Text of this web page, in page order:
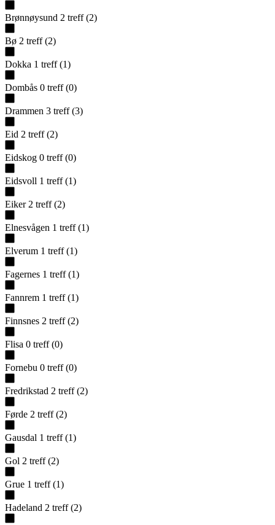
Brønnøysund 2 treff (2)
Bø 2 treff (2)
Dokka 1 treff (1)
Dombås 0 treff (0)
Drammen 3 treff (3)
Eid 2 treff (2)
Eidskog 0 treff (0)
Eidsvoll 1 treff (1)
Eiker 2 treff (2)
Elnesvågen 1 treff (1)
Elverum 1 treff (1)
Fagernes 1 treff (1)
Fannrem 1 treff (1)
Finnsnes 2 treff (2)
Flisa 0 treff (0)
Fornebu 0 treff (0)
Fredrikstad 2 treff (2)
Førde 2 treff (2)
Gausdal 1 treff (1)
Gol 2 treff (2)
Grue 1 treff (1)
Hadeland 2 treff (2)